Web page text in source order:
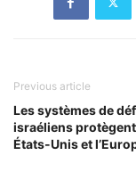
Previous article
Les systèmes de
israéliens
États-Unis et